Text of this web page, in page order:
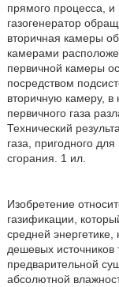
прямого процесса,
газогенератор
вторичная камеры
камерами
первичной камеры
посредством
вторичную камеру,
первичного газа
Технический
газа, пригодного
сгорания. 1 ил.
Изобретение
газификации,
средней
дешевых источников
предварительной
абсолютной